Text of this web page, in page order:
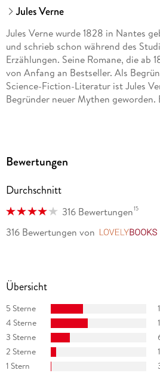
Jules Verne
Jules Verne wurde 1828 in Nantes
und schrieb schon während des
Erzählungen. Seine Romane, die ab
von Anfang an Bestseller. Als
Science-Fiction-Literatur ist Jules
Begründer neuer Mythen geworden.
Bewertungen
Durchschnitt
316 Bewertungen15
316 Bewertungen von
Übersicht
5 Sterne
4 Sterne
3 Sterne
2 Sterne
1 Stern